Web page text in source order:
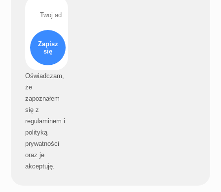
Zapisz
się
Oświadczam,
że
zapoznałem
się z
regulaminem i
polityką
prywatności
oraz je
akceptuję.